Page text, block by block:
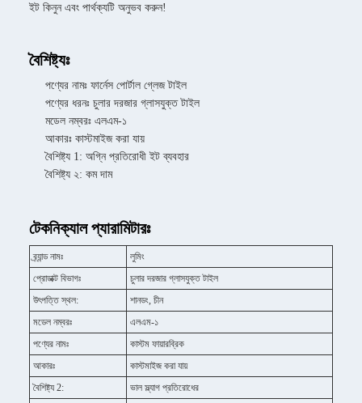
ইট কিনুন এবং পার্থক্যটি অনুভব করুন!
বৈশিষ্ট্যঃ
পণ্যের নামঃ ফার্নেস পোর্টাল গ্লেজ টাইল
পণ্যের ধরনঃ চুলার দরজার গ্লাসযুক্ত টাইল
মডেল নম্বরঃ এলএম-১
আকারঃ কাস্টমাইজ করা যায়
বৈশিষ্ট্য 1: অগ্নি প্রতিরোধী ইট ব্যবহার
বৈশিষ্ট্য ২: কম দাম
টেকনিক্যাল প্যারামিটারঃ
ব্র্যান্ড নামঃ
লুমিং
প্রোডাক্ট বিভাগঃ
চুলার দরজার গ্লাসযুক্ত টাইল
উৎপত্তি স্থল:
শানডং, চীন
মডেল নম্বরঃ
এলএম-১
পণ্যের নামঃ
কাস্টম ফায়ারব্রিক
আকারঃ
কাস্টমাইজ করা যায়
বৈশিষ্ট্য 2:
ভাল স্ল্যাগ প্রতিরোধের